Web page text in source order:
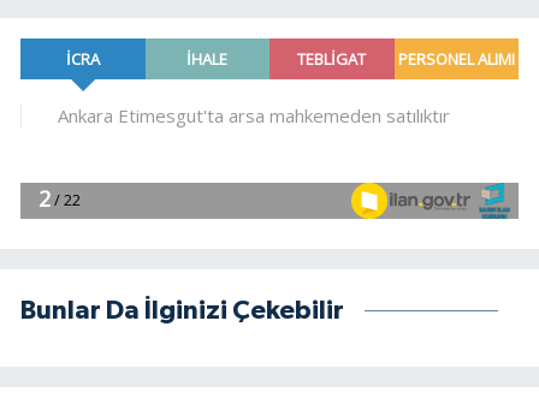
Bunlar Da İlginizi Çekebilir